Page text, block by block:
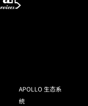
APOLLO 生态系
统